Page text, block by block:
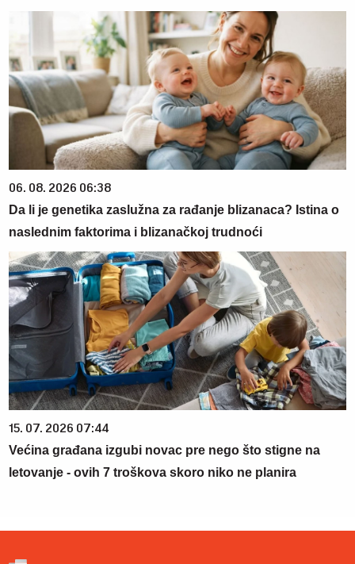
06. 08. 2026 06:38
Da li je genetika zaslužna za rađanje blizanaca? Istina o
naslednim faktorima i blizanačkoj trudnoći
15. 07. 2026 07:44
Većina građana izgubi novac pre nego što stigne na
letovanje - ovih 7 troškova skoro niko ne planira